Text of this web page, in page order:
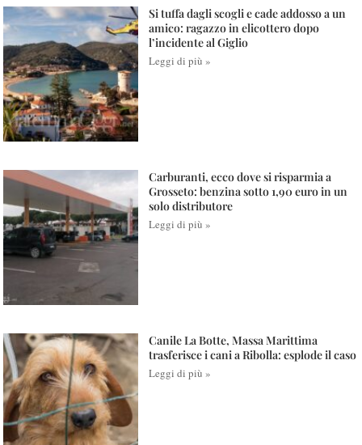
Si tuffa dagli scogli e cade addosso a un
amico: ragazzo in elicottero dopo
l’incidente al Giglio
Leggi di più »
Carburanti, ecco dove si risparmia a
Grosseto: benzina sotto 1,90 euro in un
solo distributore
Leggi di più »
Canile La Botte, Massa Marittima
trasferisce i cani a Ribolla: esplode il caso
Leggi di più »